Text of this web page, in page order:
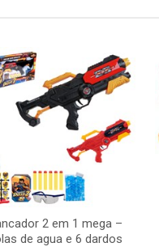
2 em 1 mega –
de agua e 6 dardos